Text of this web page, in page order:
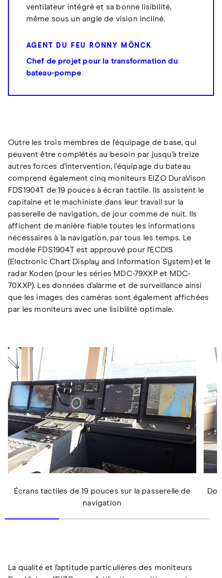
ventilateur intégré et sa bonne lisibilité,
même sous un angle de vision incliné.
AGENT DU FEU RONNY MÖNCK
Chef de projet pour la transformation du
bateau-pompe
Outre les trois membres de l'équipage de base, qui
peuvent être complétés au besoin par jusqu'à treize
autres forces d'intervention, l'équipage du bateau
comprend également cinq moniteurs EIZO DuraVison
FDS1904T de 19 pouces à écran tactile. Ils assistent le
capitaine et le machiniste dans leur travail sur la
passerelle de navigation, de jour comme de nuit. Ils
affichent de manière fiable toutes les informations
nécessaires à la navigation, par tous les temps. Le
modèle FDS1904T est approuvé pour l'ECDIS
(Electronic Chart Display and Information System) et le
radar Koden (pour les séries MDC-79XXP et MDC-
70XXP). Les données d'alarme et de surveillance ainsi
que les images des caméras sont également affichées
par les moniteurs avec une lisibilité optimale.
Écrans tactiles de 19 pouces sur la passerelle de
navigation
La qualité et l'aptitude particulières des moniteurs